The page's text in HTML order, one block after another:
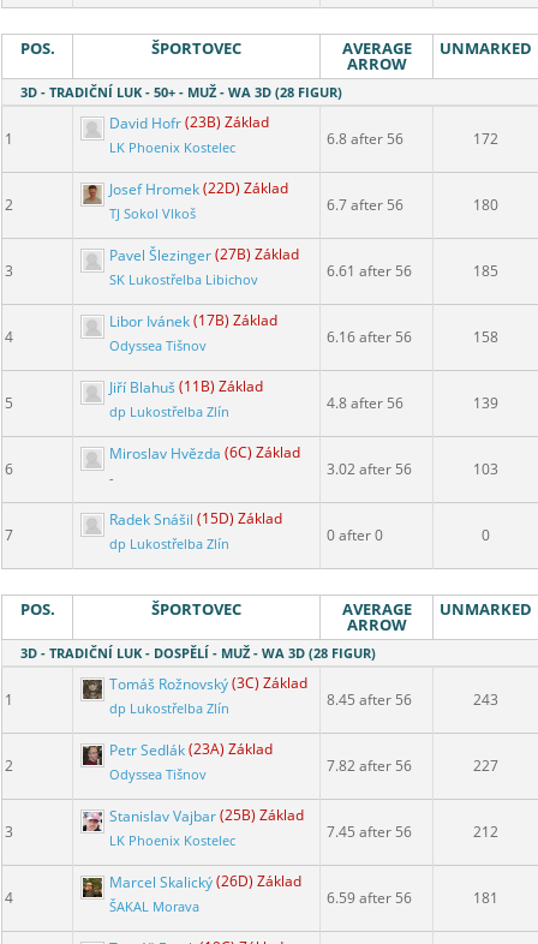
POS. ŠPORTOVEC AVERAGE
ARROW
UNMARKED
3D - TRADIČNÍ LUK - 50+ - MUŽ - WA 3D (28 FIGUR)
1
David Hofr(23B) Základ
LK Phoenix Kostelec 6.8 after 56 172
2
Josef Hromek(22D) Základ
TJ Sokol Vlkoš 6.7 after 56 180
3
Pavel Šlezinger(27B) Základ
SK Lukostřelba Libichov 6.61 after 56 185
4
Libor Ivánek(17B) Základ
Odyssea Tišnov 6.16 after 56 158
5
Jiří Blahuš (11B) Základ
dp Lukostřelba Zlín 4.8 after 56 139
6
Miroslav Hvězda (6C) Základ
- 3.02 after 56 103
7
Radek Snášil (15D) Základ
dp Lukostřelba Zlín 0 after 0 0
POS. ŠPORTOVEC AVERAGE
ARROW
UNMARKED
3D - TRADIČNÍ LUK - DOSPĚLÍ - MUŽ - WA 3D (28 FIGUR)
1
Tomáš Rožnovský(3C) Základ
dp Lukostřelba Zlín 8.45 after 56 243
2
Petr Sedlák(23A) Základ
Odyssea Tišnov 7.82 after 56 227
3
Stanislav Vajbar(25B) Základ
LK Phoenix Kostelec 7.45 after 56 212
4
Marcel Skalický(26D) Základ
ŠAKAL Morava 6.59 after 56 181